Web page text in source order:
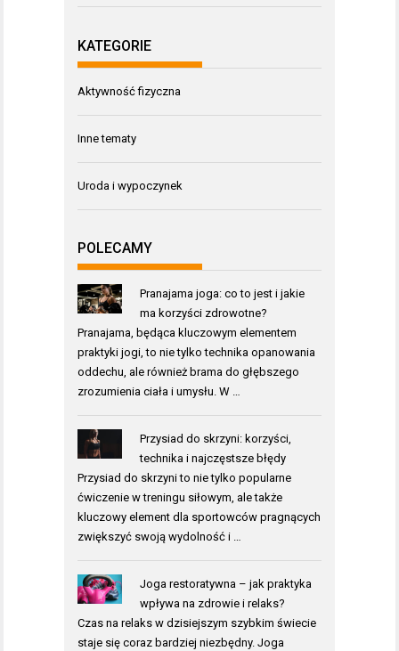
KATEGORIE
Aktywność fizyczna
Inne tematy
Uroda i wypoczynek
POLECAMY
Pranajama joga: co to jest i jakie
ma korzyści zdrowotne?
Pranajama, będąca kluczowym elementem
praktyki jogi, to nie tylko technika opanowania
oddechu, ale również brama do głębszego
zrozumienia ciała i umysłu. W …
Przysiad do skrzyni: korzyści,
technika i najczęstsze błędy
Przysiad do skrzyni to nie tylko popularne
ćwiczenie w treningu siłowym, ale także
kluczowy element dla sportowców pragnących
zwiększyć swoją wydolność i …
Joga restoratywna – jak praktyka
wpływa na zdrowie i relaks?
Czas na relaks w dzisiejszym szybkim świecie
staje się coraz bardziej niezbędny. Joga